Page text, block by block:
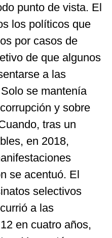
punto de vista. El
los políticos que
por casos de
de que algunos
a las
se mantenía
y sobre
tras un
en 2018,
se acentuó. El
selectivos
a las
en cuatro años,